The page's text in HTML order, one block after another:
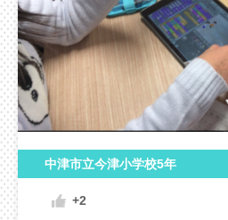
中津市立今津小学校5年
+2